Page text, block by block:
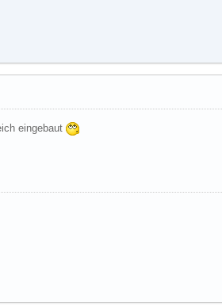
eingebaut